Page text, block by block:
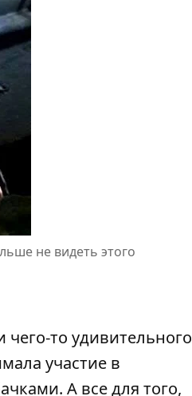
не видеть этого
то удивительного
участие в
А все для того,